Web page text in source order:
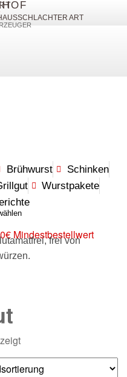
ART
Brühwurst
Schinken
Wurstpakete
Mindestbestellwert
frei von